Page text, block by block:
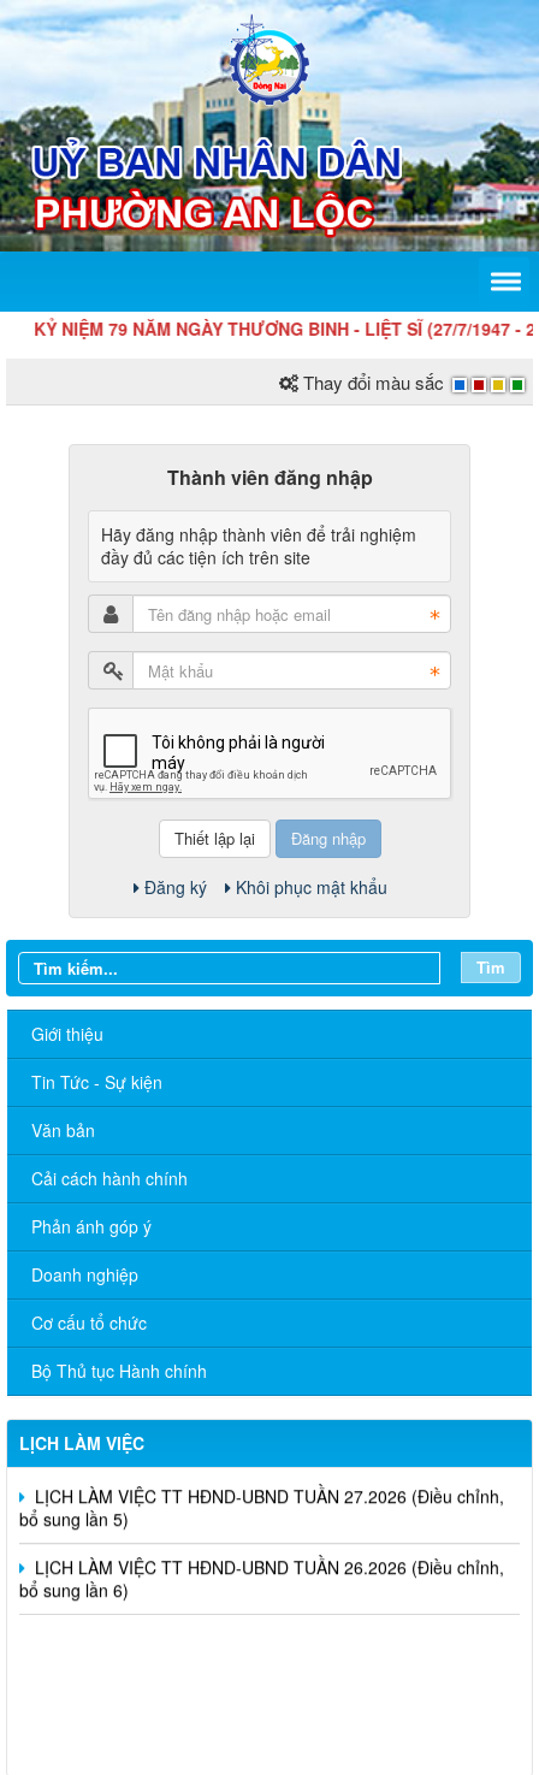
KỶ NIỆM 79 NĂM NGÀY THƯƠNG BINH - LIỆT SĨ (27/7/1947 -
Thay đổi màu sắc
Thành viên đăng nhập
Hãy đăng nhập thành viên để trải nghiệm
đầy đủ các tiện ích trên site
Đăng nhập
Đăng ký Khôi phục mật khẩu
Tìm
Giới thiệu
Tin Tức - Sự kiện
Văn bản
Cải cách hành chính
Phản ánh góp ý
Doanh nghiệp
Cơ cấu tổ chức
Bộ Thủ tục Hành chính
LỊCH LÀM VIỆC
LỊCH LÀM VIỆC TT HĐND-UBND TUẦN 30.2026 (Điều chỉnh,
bổ sung lần 4)
LỊCH LÀM VIỆC TT HĐND-UBND TUẦN 28.2026 (Điều chỉnh,
bổ sung lần 6)
LỊCH LÀM VIỆC TT HĐND-UBND TUẦN 27.2026 (Điều chỉnh,
bổ sung lần 5)
LỊCH LÀM VIỆC TT HĐND-UBND TUẦN 26.2026 (Điều chỉnh,
bổ sung lần 6)